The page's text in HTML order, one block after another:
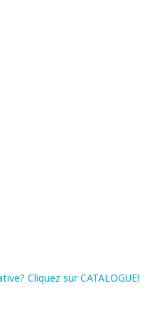
Cliquez sur CATALOGUE!